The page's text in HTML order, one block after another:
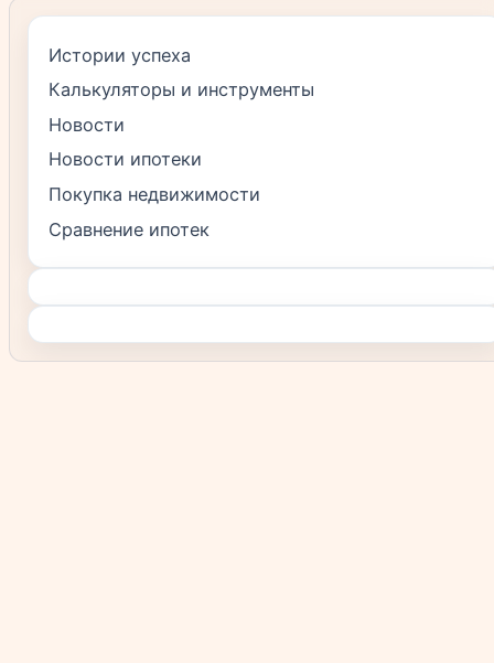
Истории успеха
Калькуляторы и инструменты
Новости
Новости ипотеки
Покупка недвижимости
Сравнение ипотек